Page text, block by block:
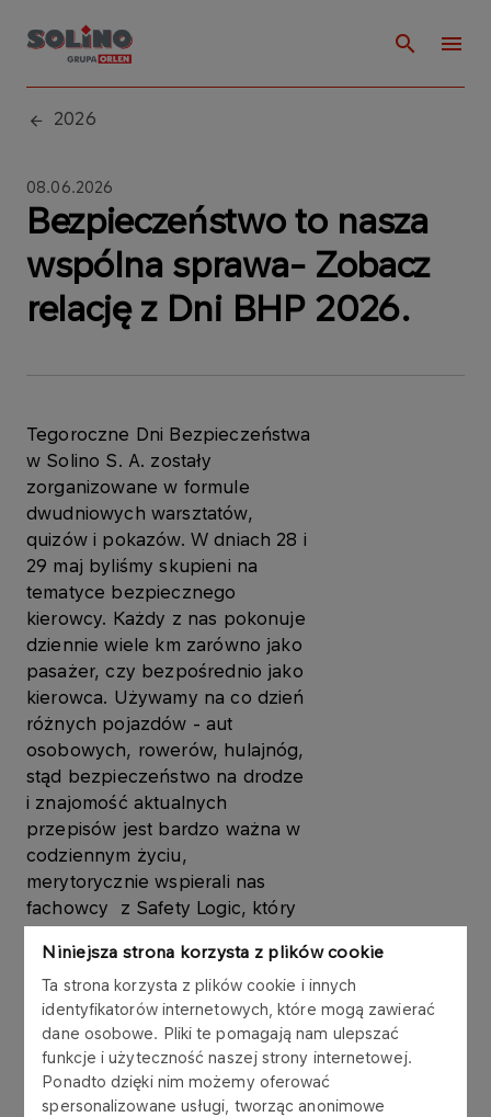
Niniejsza strona korzysta z plików cookie
Ta strona korzysta z plików cookie i innych
identyfikatorów internetowych, które mogą zawierać
dane osobowe. Pliki te pomagają nam ulepszać
funkcje i użyteczność naszej strony internetowej.
Ponadto dzięki nim możemy oferować
spersonalizowane usługi, tworząc anonimowe
2026
08.06.2026
Bezpieczeństwo to nasza
wspólna sprawa- Zobacz
relację z Dni BHP 2026.
Tegoroczne Dni Bezpieczeństwa
w Solino S. A. zostały
zorganizowane w formule
dwudniowych warsztatów,
quizów i pokazów. W dniach 28 i
29 maj byliśmy skupieni na
tematyce bezpiecznego
kierowcy. Każdy z nas pokonuje
dziennie wiele km zarówno jako
pasażer, czy bezpośrednio jako
kierowca. Używamy na co dzień
różnych pojazdów - aut
osobowych, rowerów, hulajnóg,
stąd bezpieczeństwo na drodze
i znajomość aktualnych
przepisów jest bardzo ważna w
codziennym życiu,
merytorycznie wspierali nas
fachowcy z Safety Logic, który
webinar, który niejednego z nas
rozłożył na łopatki oraz
drugiego dnia mogliśmy
korzystać z m.in. z symulatora
dachowania, czy czołowego
zderzenia.